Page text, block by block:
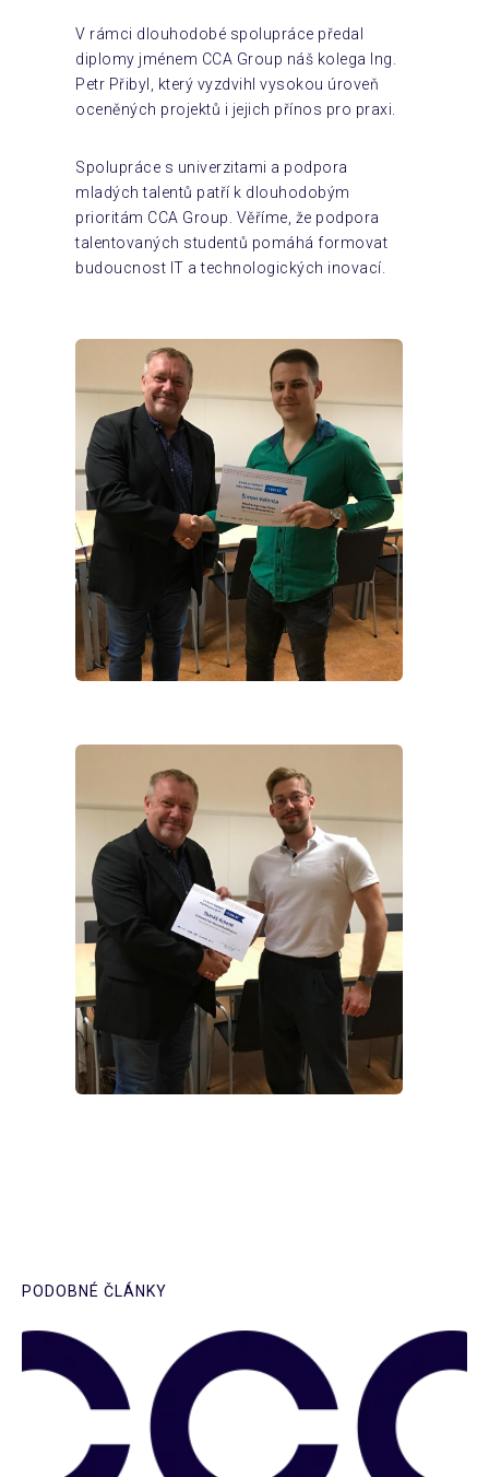
V rámci dlouhodobé spolupráce předal
diplomy jménem CCA Group náš kolega Ing.
Petr Přibyl, který vyzdvihl vysokou úroveň
oceněných projektů i jejich přínos pro praxi.
Spolupráce s univerzitami a podpora
mladých talentů patří k dlouhodobým
prioritám CCA Group. Věříme, že podpora
talentovaných studentů pomáhá formovat
budoucnost IT a technologických inovací.
PODOBNÉ ČLÁNKY